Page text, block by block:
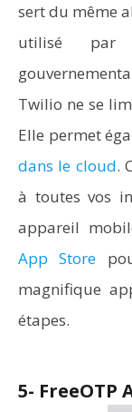
sert du même
utilisé par
Twilio ne se
Elle permet
dans le cloud.
à toutes vos
appareil
App Store
magnifique
étapes.
5-